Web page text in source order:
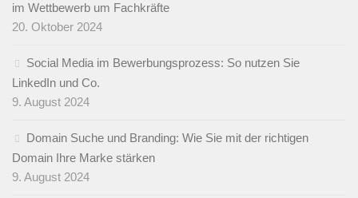
im Wettbewerb um Fachkräfte
20. Oktober 2024
Social Media im Bewerbungsprozess: So nutzen Sie
LinkedIn und Co.
9. August 2024
Domain Suche und Branding: Wie Sie mit der richtigen
Domain Ihre Marke stärken
9. August 2024